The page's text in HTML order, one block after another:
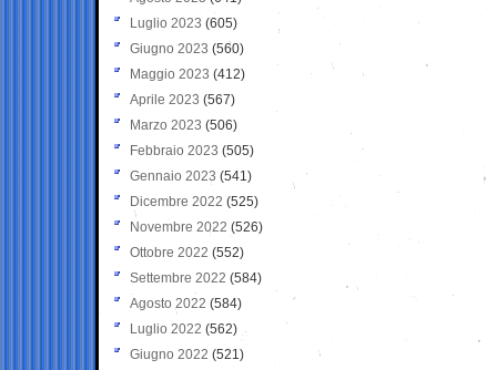
Luglio 2023 (605)
Giugno 2023 (560)
Maggio 2023 (412)
Aprile 2023 (567)
Marzo 2023 (506)
Febbraio 2023 (505)
Gennaio 2023 (541)
Dicembre 2022 (525)
Novembre 2022 (526)
Ottobre 2022 (552)
Settembre 2022 (584)
Agosto 2022 (584)
Luglio 2022 (562)
Giugno 2022 (521)